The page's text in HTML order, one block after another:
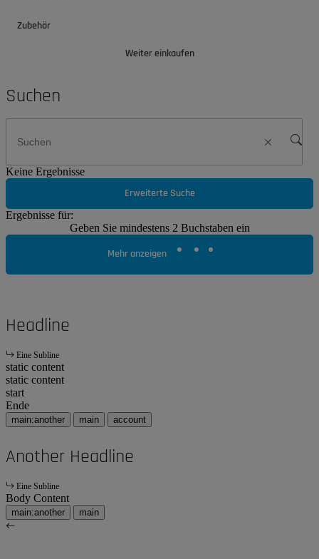
Zubehör
Weiter einkaufen
Suchen
Keine Ergebnisse
Erweiterte Suche
Ergebnisse für:
Geben Sie mindestens 2 Buchstaben ein
Mehr anzeigen
Headline
Eine Subline
static content
static content
start
Ende
main:another main account
Another Headline
Eine Subline
Body Content
main:another main